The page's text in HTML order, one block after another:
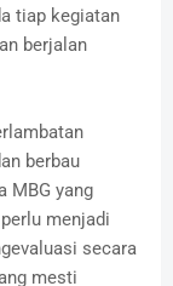
tiap kegiatan
berjalan
berbau
MBG yang
menjadi
secara
mesti